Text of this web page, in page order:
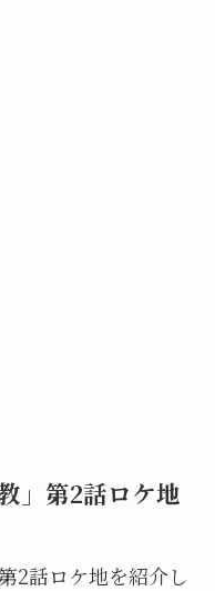
」第2話ロケ地
2話ロケ地を紹介し